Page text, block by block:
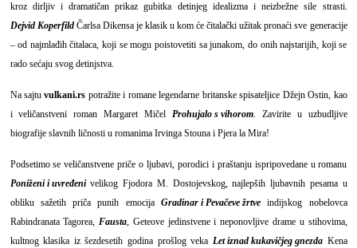
kroz dirljiv i dramatičan prikaz gubitka detinjeg idealizma i neizbežne sile strasti.
Dejvid KoperfildČarlsa Dikensa je klasik u kom će čitalački užitak pronaći sve generacije
– od najmlađih čitalaca, koji se mogu poistovetiti sa junakom, do onih najstarijih, koji se
rado sećaju svog detinjstva.
Na sajtuvulkani.rs potražite i romane legendarne britanske spisateljice Džejn Ostin, kao
i veličanstveni roman Margaret Mičel Prohujalo s vihorom. Zavirite u uzbudljive
biografije slavnih ličnosti u romanima Irvinga Stouna i Pjera la Mira!
Podsetimo se veličanstvene priče o ljubavi, porodici i praštanju ispripovedane u romanu
Poniženi i uvređenivelikog Fjodora M. Dostojevskog, najlepših ljubavnih pesama u
obliku sažetih priča punih emocija Gradinar i Pevačeve žrtveindijskog nobelovca
Rabindranata Tagorea,Fausta, Geteove jedinstvene i neponovljive drame u stihovima,
kultnog klasika iz šezdesetih godina prošlog veka Let iznad kukavičjeg gnezdaKena